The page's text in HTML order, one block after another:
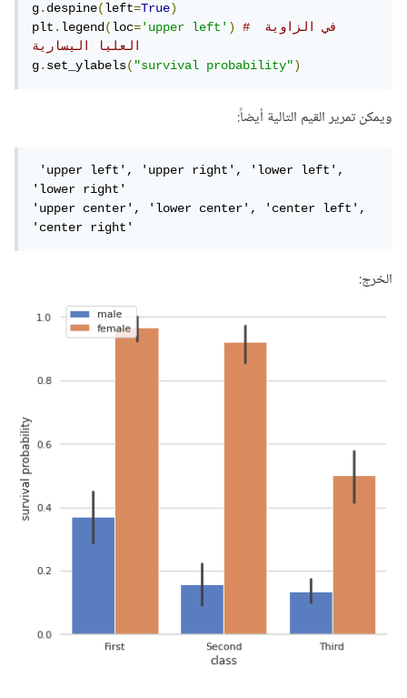
g.despine(left=True)
plt.legend(loc='upper left')
# في الزاوية
العليا اليسارية
g.set_ylabels("survival probability")
ويمكن تمرير القيم التالية أيضاً:
'upper left', 'upper right', 'lower left',
'lower right'
'upper center', 'lower center', 'center left',
'center right'
الخرج: